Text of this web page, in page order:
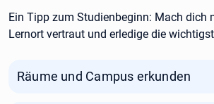
Ein Tipp zum Studienbeginn: Mach dich
Lernort vertraut und erledige die
Räume und Campus erkunden